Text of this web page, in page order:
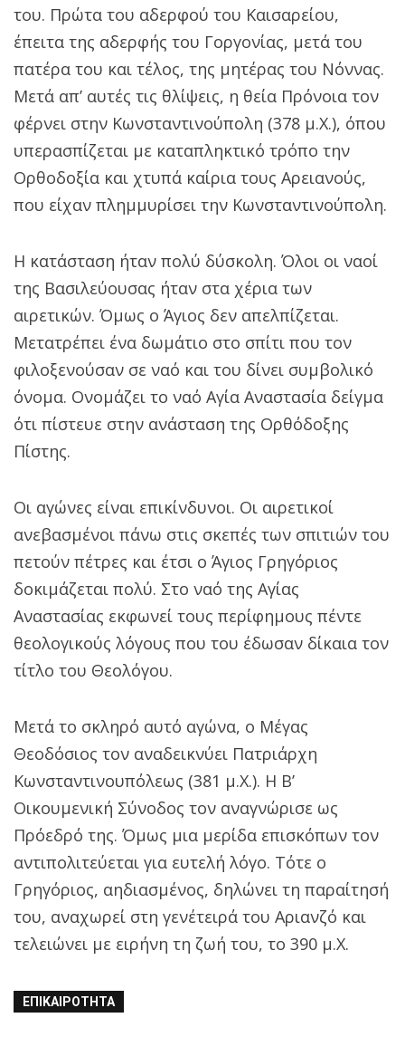
του. Πρώτα του αδερφού του Καισαρείου,
έπειτα της αδερφής του Γοργονίας, μετά του
πατέρα του και τέλος, της μητέρας του Νόννας.
Μετά απ’ αυτές τις θλίψεις, η θεία Πρόνοια τον
φέρνει στην Κωνσταντινούπολη (378 μ.Χ.), όπου
υπερασπίζεται με καταπληκτικό τρόπο την
Ορθοδοξία και χτυπά καίρια τους Αρειανούς,
που είχαν πλημμυρίσει την Κωνσταντινούπολη.
Η κατάσταση ήταν πολύ δύσκολη. Όλοι οι ναοί
της Βασιλεύουσας ήταν στα χέρια των
αιρετικών. Όμως ο Άγιος δεν απελπίζεται.
Μετατρέπει ένα δωμάτιο στο σπίτι που τον
φιλοξενούσαν σε ναό και του δίνει συμβολικό
όνομα. Ονομάζει το ναό Αγία Αναστασία δείγμα
ότι πίστευε στην ανάσταση της Ορθόδοξης
Πίστης.
Οι αγώνες είναι επικίνδυνοι. Οι αιρετικοί
ανεβασμένοι πάνω στις σκεπές των σπιτιών του
πετούν πέτρες και έτσι ο Άγιος Γρηγόριος
δοκιμάζεται πολύ. Στο ναό της Αγίας
Αναστασίας εκφωνεί τους περίφημους πέντε
θεολογικούς λόγους που του έδωσαν δίκαια τον
τίτλο του Θεολόγου.
Μετά το σκληρό αυτό αγώνα, ο Μέγας
Θεοδόσιος τον αναδεικνύει Πατριάρχη
Κωνσταντινουπόλεως (381 μ.Χ.). Η Β’
Οικουμενική Σύνοδος τον αναγνώρισε ως
Πρόεδρό της. Όμως μια μερίδα επισκόπων τον
αντιπολιτεύεται για ευτελή λόγο. Τότε ο
Γρηγόριος, αηδιασμένος, δηλώνει τη παραίτησή
του, αναχωρεί στη γενέτειρά του Αριανζό και
τελειώνει με ειρήνη τη ζωή του, το 390 μ.Χ.
ΕΠΙΚΑΙΡΌΤΗΤΑ